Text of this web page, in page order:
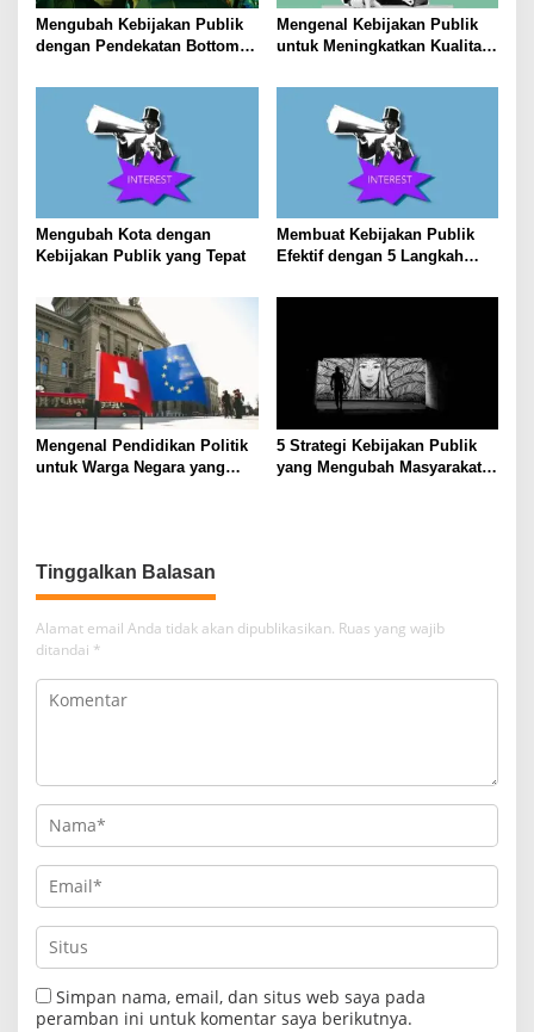
Mengubah Kebijakan Publik
dengan Pendekatan Bottom-
Mengenal Kebijakan Publik
untuk Meningkatkan Kualitas
Mengubah Kota dengan
Kebijakan Publik yang Tepat
Membuat Kebijakan Publik
Efektif dengan 5 Langkah
Mengenal Pendidikan Politik
untuk Warga Negara yang
5 Strategi Kebijakan Publik
yang Mengubah Masyarakat
Tinggalkan Balasan
Alamat email Anda tidak akan dipublikasikan. Ruas yang wajib
ditandai *
Simpan nama, email, dan situs web saya pada
peramban ini untuk komentar saya berikutnya.